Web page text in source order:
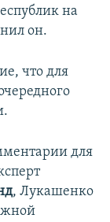
на
он.
что для
для
, Лукашенко